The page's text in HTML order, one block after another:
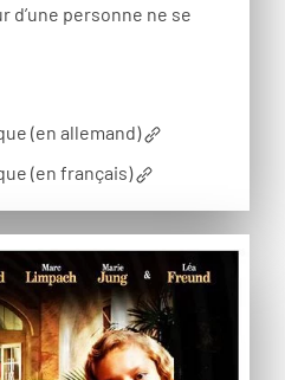
d’une personne ne se
(en allemand)
(en français)